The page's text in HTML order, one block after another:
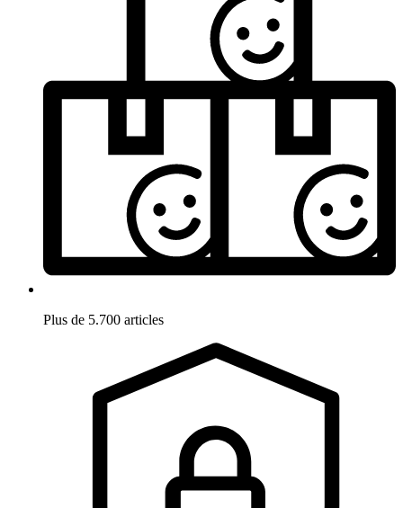
Plus de 5.700 articles